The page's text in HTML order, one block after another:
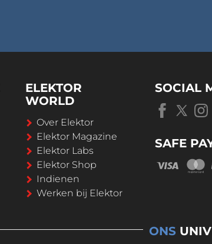
ELEKTOR
WORLD
Over Elektor
Elektor Magazine
Elektor Labs
Elektor Shop
Indienen
Werken bij Elektor
SOCIAL
SAFE
ONS